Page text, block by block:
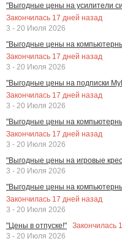
"Выгодные цены на усилители
Закончилась 17 дней назад
3 - 20 Июля 2026
"Выгодные цены на
Закончилась 17 дней назад
3 - 20 Июля 2026
"Выгодные цены на подписки
Закончилась 17 дней назад
3 - 20 Июля 2026
"Выгодные цены на
Закончилась 17 дней назад
3 - 20 Июля 2026
"Выгодные цены на игровые
3 - 20 Июля 2026
"Выгодные цены на
Закончилась 17 дней назад
3 - 20 Июля 2026
"Цены в отпуске!"
Закончилась
3 - 20 Июля 2026